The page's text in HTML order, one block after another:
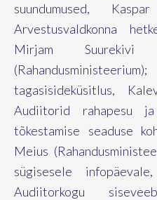
suundumused,
Arvestusvaldkonna
Mirjam
tagasisideküsitlus,
Audiitorid rahapesu
tõkestamise seaduse
Meius
sügisesele
Audiitorkogu